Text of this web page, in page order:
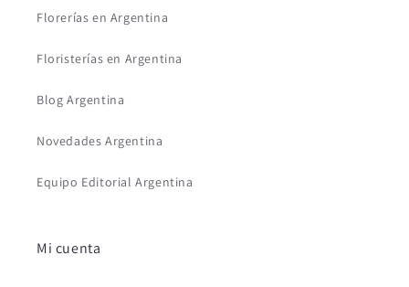
Florerías en Argentina
Floristerías en Argentina
Blog Argentina
Novedades Argentina
Equipo Editorial Argentina
Mi cuenta